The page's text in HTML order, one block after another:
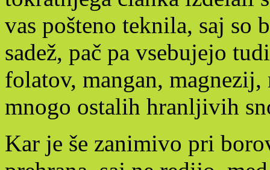
vas pošteno teknila, saj so
sadež, pač pa vsebujejo
folatov, mangan,
mnogo ostalih hranljivih
Kar je še zanimivo pri